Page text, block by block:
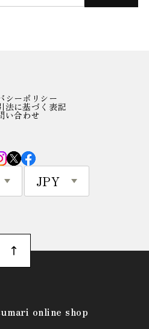
シーポリシー
法に基づく表記
い合わせ
online shop